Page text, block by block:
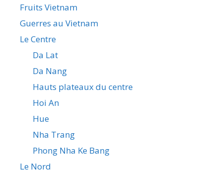
Fruits Vietnam
Guerres au Vietnam
Le Centre
Da Lat
Da Nang
Hauts plateaux du centre
Hoi An
Hue
Nha Trang
Phong Nha Ke Bang
Le Nord